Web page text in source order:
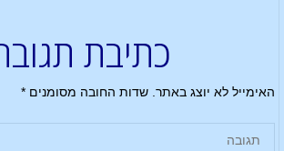
כתיבת
האימייל לא יוצג באתר. שדות החובה מסומנים*